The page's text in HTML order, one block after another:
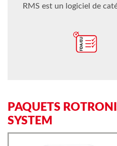
RMS est un logiciel de
PAQUETS
SYSTEM